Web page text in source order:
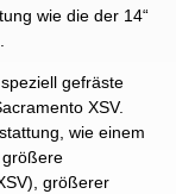
wie die der 14“
gefräste
XSV.
wie einem
größere
größerer